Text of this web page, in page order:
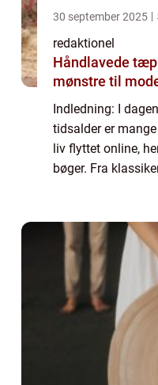
30 september 2025
redaktionel
Håndlavede
mønstre til
Indledning: I
tidsalder er
liv flyttet online,
bøger. Fra